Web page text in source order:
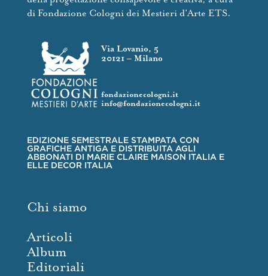
di Fondazione Cologni dei Mestieri d’Arte ETS.
Via Lovanio, 5
20121 – Milano
fondazionecologni.it
info@fondazionecologni.it
EDIZIONE SEMESTRALE STAMPATA CON
GRAFICHE ANTIGA E DISTRIBUITA AGLI
ABBONATI DI MARIE CLAIRE MAISON ITALIA E
ELLE DECOR ITALIA
Chi siamo
Articoli
Album
Editoriali